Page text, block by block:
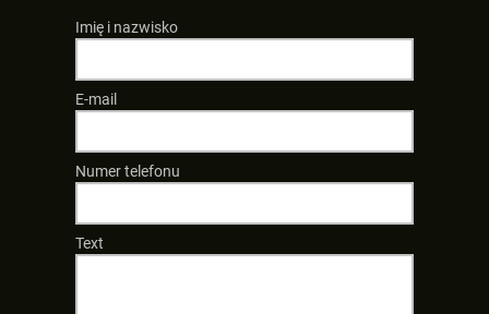
Imię i nazwisko
E-mail
Numer telefonu
Text